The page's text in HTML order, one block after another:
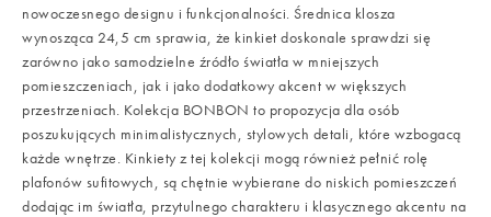
nowoczesnego designu i funkcjonalności. Średnica klosza
wynosząca 24,5 cm sprawia, że kinkiet doskonale sprawdzi się
zarówno jako samodzielne źródło światła w mniejszych
pomieszczeniach, jak i jako dodatkowy akcent w większych
przestrzeniach. Kolekcja BONBON to propozycja dla osób
poszukujących minimalistycznych, stylowych detali, które wzbogacą
każde wnętrze. Kinkiety z tej kolekcji mogą również pełnić rolę
plafonów sufitowych, są chętnie wybierane do niskich pomieszczeń
dodając im światła, przytulnego charakteru i klasycznego akcentu na